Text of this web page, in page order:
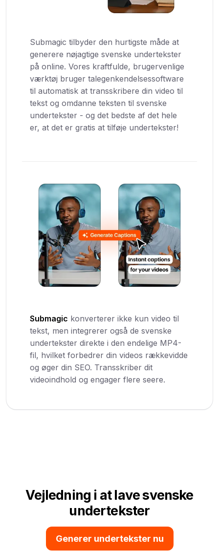
Submagic tilbyder den hurtigste måde at
generere nøjagtige svenske undertekster
på online. Vores kraftfulde, brugervenlige
værktøj bruger talegenkendelsessoftware
til automatisk at transskribere din video til
tekst og omdanne teksten til svenske
undertekster - og det bedste af det hele
er, at det er gratis at tilføje undertekster!
Submagic konverterer ikke kun video til
tekst, men integrerer også de svenske
undertekster direkte i den endelige MP4-
fil, hvilket forbedrer din videos rækkevidde
og øger din SEO. Transskriber dit
videoindhold og engager flere seere.
Vejledning i at lave svenske
undertekster
Generer undertekster nu